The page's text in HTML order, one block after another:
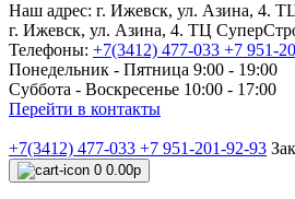
Наш адрес: г. Ижевск, ул. Азина, 4.
г. Ижевск, ул. Азина, 4. ТЦ
Телефоны: +7(3412) 477-033 +7 951-
Понедельник - Пятница 9:00 - 19:00
Суббота - Воскресенье 10:00 - 17:00
Перейти в контакты
+7(3412) 477-033 +7 951-201-92-93
0 0.00р